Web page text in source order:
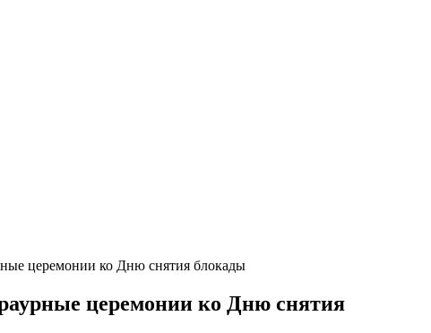
церемонии ко Дню снятия блокады
церемонии ко Дню снятия